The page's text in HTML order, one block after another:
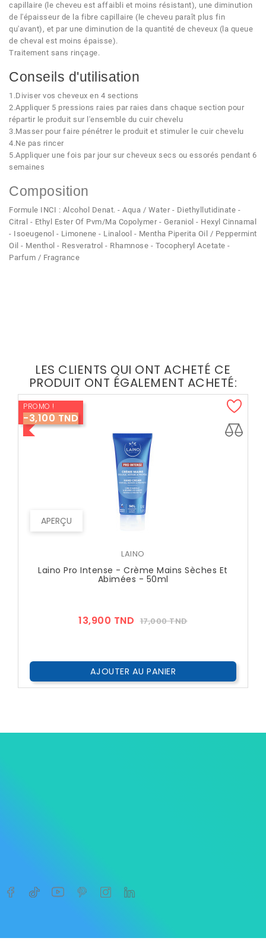
capillaire (le cheveu est affaibli et moins résistant), une diminution
de l'épaisseur de la fibre capillaire (le cheveu paraît plus fin
qu'avant), et par une diminution de la quantité de cheveux (la queue
de cheval est moins épaisse).
Traitement sans rinçage.
Conseils d'utilisation
1.Diviser vos cheveux en 4 sections
2.Appliquer 5 pressions raies par raies dans chaque section pour
répartir le produit sur l'ensemble du cuir chevelu
3.Masser pour faire pénétrer le produit et stimuler le cuir chevelu
4.Ne pas rincer
5.Appliquer une fois par jour sur cheveux secs ou essorés pendant 6
semaines
Composition
Formule INCI : Alcohol Denat. - Aqua / Water - Diethyllutidinate -
Citral - Ethyl Ester Of Pvm/Ma Copolymer - Geraniol - Hexyl Cinnamal
- Isoeugenol - Limonene - Linalool - Mentha Piperita Oil / Peppermint
Oil - Menthol - Resveratrol - Rhamnose - Tocopheryl Acetate -
Parfum / Fragrance
LES CLIENTS QUI ONT ACHETÉ CE
PRODUIT ONT ÉGALEMENT ACHETÉ:
APERÇU
PROMO !
-3,100 TND
LAINO
Laino Pro Intense - Crème Mains Sèches Et
Abimées - 50ml
13,900 TND Prix
17,000 TNDPrix
AJOUTER AU PANIER